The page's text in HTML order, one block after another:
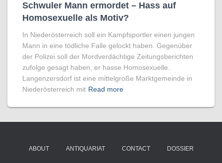
Schwuler Mann ermordet – Hass auf
Homo­sexuelle als Motiv?
In Niederösterreich soll ein Kampfsportler einen jungen
Mann in eine tödliche Falle gelockt haben. Gegenüber
der Polizei soll der Mordverdächtige Zeitungsberichten
zufolge gesagt haben, er hasse Homosexuelle.
Langenzersdorf ist eine mittelgroße Marktgemeinde in
Niederösterreich mit Read more
ABOUT ANTIQUARIAT CONTACT DOSSIER